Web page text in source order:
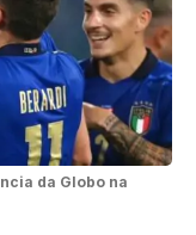
da Globo na